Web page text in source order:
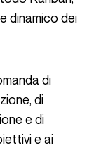
dinamico dei
di
e di
e ai